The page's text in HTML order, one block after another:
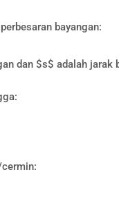
bayangan:
dan $s$ adalah jarak